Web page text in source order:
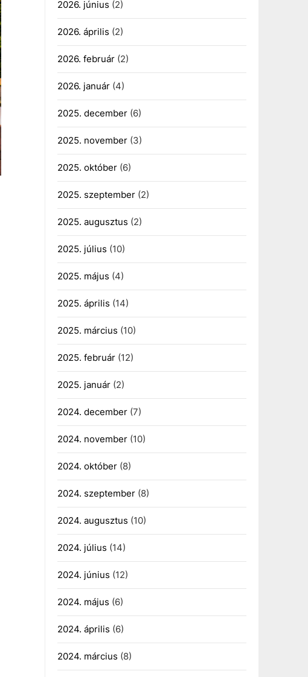
2026. június (2)
2026. április (2)
2026. február(2)
2026. január(4)
2025. december(6)
2025. november(3)
2025. október(6)
2025. szeptember(2)
2025. augusztus (2)
2025. július (10)
2025. május (4)
2025. április (14)
2025. március (10)
2025. február(12)
2025. január(2)
2024. december(7)
2024. november(10)
2024. október(8)
2024. szeptember(8)
2024. augusztus (10)
2024. július (14)
2024. június (12)
2024. május (6)
2024. április (6)
2024. március (8)